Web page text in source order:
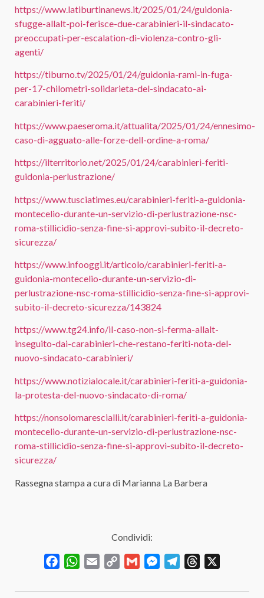
https://www.latiburtinanews.it/2025/01/24/guidonia-
sfugge-allalt-poi-ferisce-due-carabinieri-il-sindacato-
preoccupati-per-escalation-di-violenza-contro-gli-
agenti/
https://tiburno.tv/2025/01/24/guidonia-rami-in-fuga-
per-17-chilometri-solidarieta-del-sindacato-ai-
carabinieri-feriti/
https://www.paeseroma.it/attualita/2025/01/24/ennesimo-
caso-di-agguato-alle-forze-dell-ordine-a-roma/
https://ilterritorio.net/2025/01/24/carabinieri-feriti-
guidonia-perlustrazione/
https://www.tusciatimes.eu/carabinieri-feriti-a-guidonia-
montecelio-durante-un-servizio-di-perlustrazione-nsc-
roma-stillicidio-senza-fine-si-approvi-subito-il-decreto-
sicurezza/
https://www.infooggi.it/articolo/carabinieri-feriti-a-
guidonia-montecelio-durante-un-servizio-di-
perlustrazione-nsc-roma-stillicidio-senza-fine-si-approvi-
subito-il-decreto-sicurezza/143824
https://www.tg24.info/il-caso-non-si-ferma-allalt-
inseguito-dai-carabinieri-che-restano-feriti-nota-del-
nuovo-sindacato-carabinieri/
https://www.notizialocale.it/carabinieri-feriti-a-guidonia-
la-protesta-del-nuovo-sindacato-di-roma/
https://nonsolomarescialli.it/carabinieri-feriti-a-guidonia-
montecelio-durante-un-servizio-di-perlustrazione-nsc-
roma-stillicidio-senza-fine-si-approvi-subito-il-decreto-
sicurezza/
Rassegna stampa a cura di Marianna La Barbera
Condividi:
FacebookWhatsApp
Email
Copy
Gmail MessengerTelegramThreads